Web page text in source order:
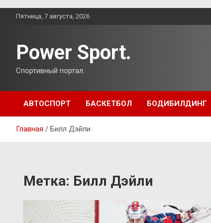
ПерейтиПятница, 7 августа, 2026
Power Sport.
Спортивный портал.
АВТОСПОРТ БАСКЕТБОЛ БОДИБИЛДИНГ
Главная Билл Дэйли
Метка: Билл Дэйли